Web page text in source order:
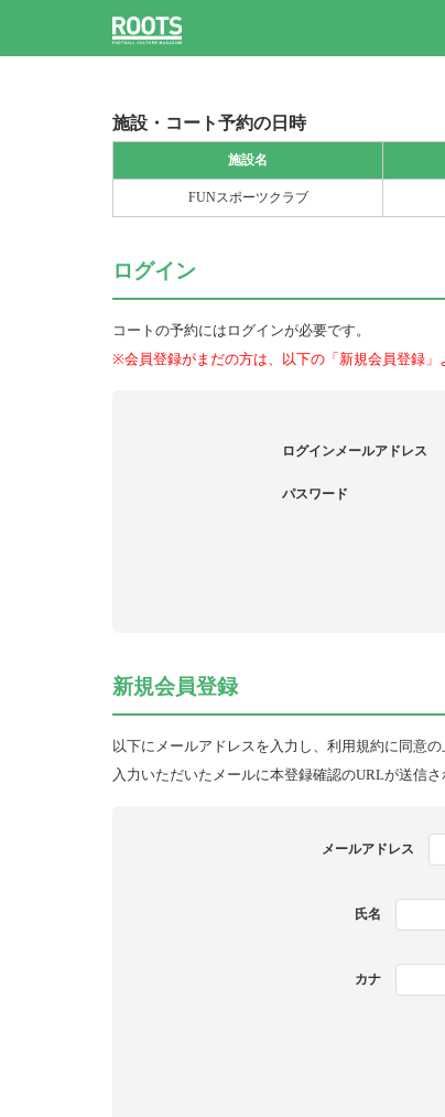
施設・コート予約の日時
施設名
FUNスポーツクラブ
ログイン
コートの予約にはログインが必要です。
※会員登録がまだの方は、以下の「新規会員登録」
ログインメールアドレス
パスワード
新規会員登録
以下にメールアドレスを入力し、利用規約に同意
入力いただいたメールに本登録確認のURLが送信
メールアドレス
氏名
カナ